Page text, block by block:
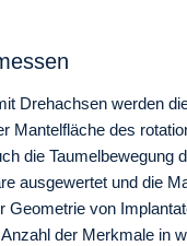
Drehachsen werden
Mantelfläche des
die
ausgewertet und die
Geometrie von
der Merkmale in